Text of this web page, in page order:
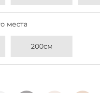
места
200см